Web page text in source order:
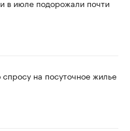
в июле подорожали почти
на посуточное жилье